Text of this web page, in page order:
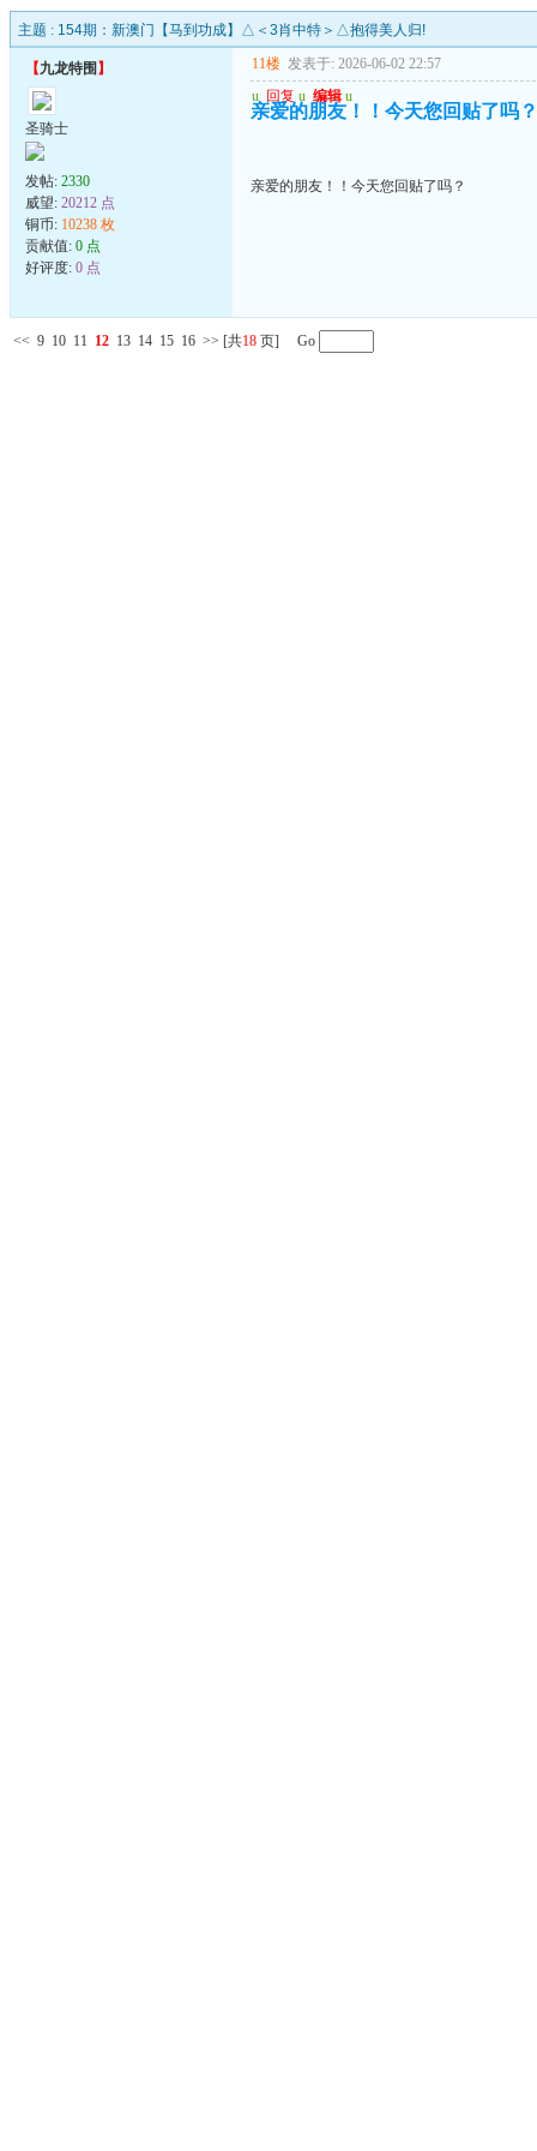
主题 : 154期：新澳门【马到功成】△＜3肖中特＞△抱得美人归!
【九龙特围 】
圣骑士
发帖: 2330
威望: 20212 点
铜币: 10238 枚
贡献值: 0 点
好评度: 0 点
11楼 发表于: 2026-06-02 22:57
u 回复 u 编辑 u
亲爱的朋友！！今天您回贴了吗？
亲爱的朋友！！今天您回贴了吗？
<< 9 10 11 12 13 14 15 16 >> [共18 页] Go